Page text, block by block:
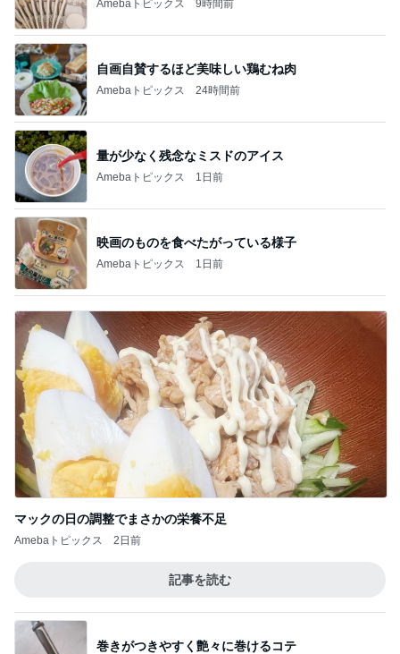
Amebaトピックス 9時間前
自画自賛するほど美味しい鶏むね肉
Amebaトピックス 24時間前
量が少なく残念なミスドのアイス
Amebaトピックス 1日前
映画のものを食べたがっている様子
Amebaトピックス 1日前
マックの日の調整でまさかの栄養不足
Amebaトピックス 2日前
記事を読む
巻きがつきやすく艶々に巻けるコテ